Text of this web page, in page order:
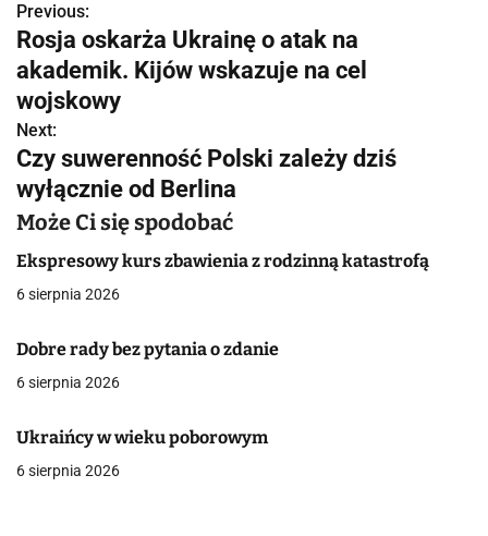
N
a
w
i
g
a
c
j
a
w
p
i
Previous:
Rosja oskarża Ukrainę o atak na
akademik. Kijów wskazuje na cel
wojskowy
Next:
Czy suwerenność Polski zależy dziś
wyłącznie od Berlina
Może Ci się spodobać
Ekspresowy kurs zbawienia z rodzinną katastrofą
6 sierpnia 2026
Dobre rady bez pytania o zdanie
6 sierpnia 2026
Ukraińcy w wieku poborowym
6 sierpnia 2026